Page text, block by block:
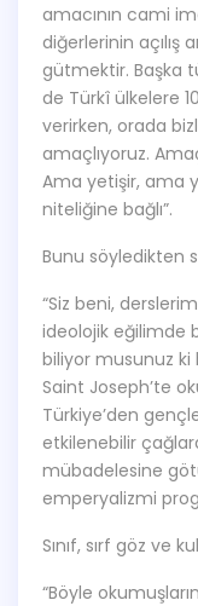
amacının cami
diğerlerinin açılış
gütmektir. Başka
de Türkî ülkelere
verirken, orada
amaçlıyoruz.
Ama yetişir, ama
niteliğine bağlı”.
Bunu söyledikten
“Siz beni,
ideolojik eğilimde
biliyor musunuz ki
Saint Joseph’te
Türkiye’den
etkilenebilir
mübadelesine
emperyalizmi
Sınıf, sırf göz ve
“Böyle